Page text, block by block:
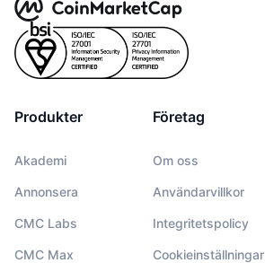
Produkter
Akademi
Annonsera
CMC Labs
CMC Max
Företag
Om oss
Användarvillkor
Integritetspolicy
Cookieinställningar